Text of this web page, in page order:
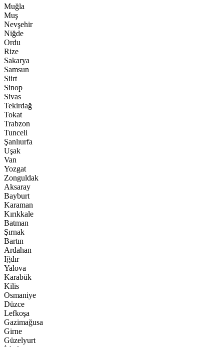
Muğla
Muş
Nevşehir
Niğde
Ordu
Rize
Sakarya
Samsun
Siirt
Sinop
Sivas
Tekirdağ
Tokat
Trabzon
Tunceli
Şanlıurfa
Uşak
Van
Yozgat
Zonguldak
Aksaray
Bayburt
Karaman
Kırıkkale
Batman
Şırnak
Bartın
Ardahan
Iğdır
Yalova
Karabük
Kilis
Osmaniye
Düzce
Lefkoşa
Gazimağusa
Girne
Güzelyurt